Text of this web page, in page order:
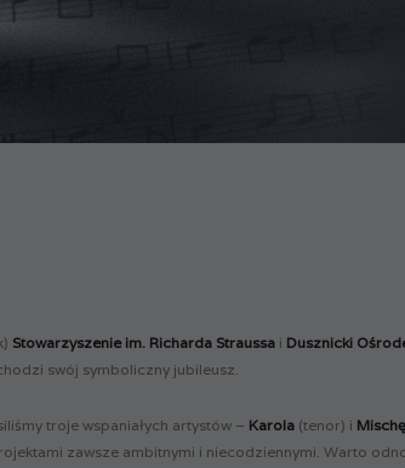
Stowarzyszenie im. Richarda Straussa i Dusznicki
swój symboliczny jubileusz.
troje wspaniałych artystów – Karola (tenor) i Mischę
zawsze ambitnymi i niecodziennymi. Warto